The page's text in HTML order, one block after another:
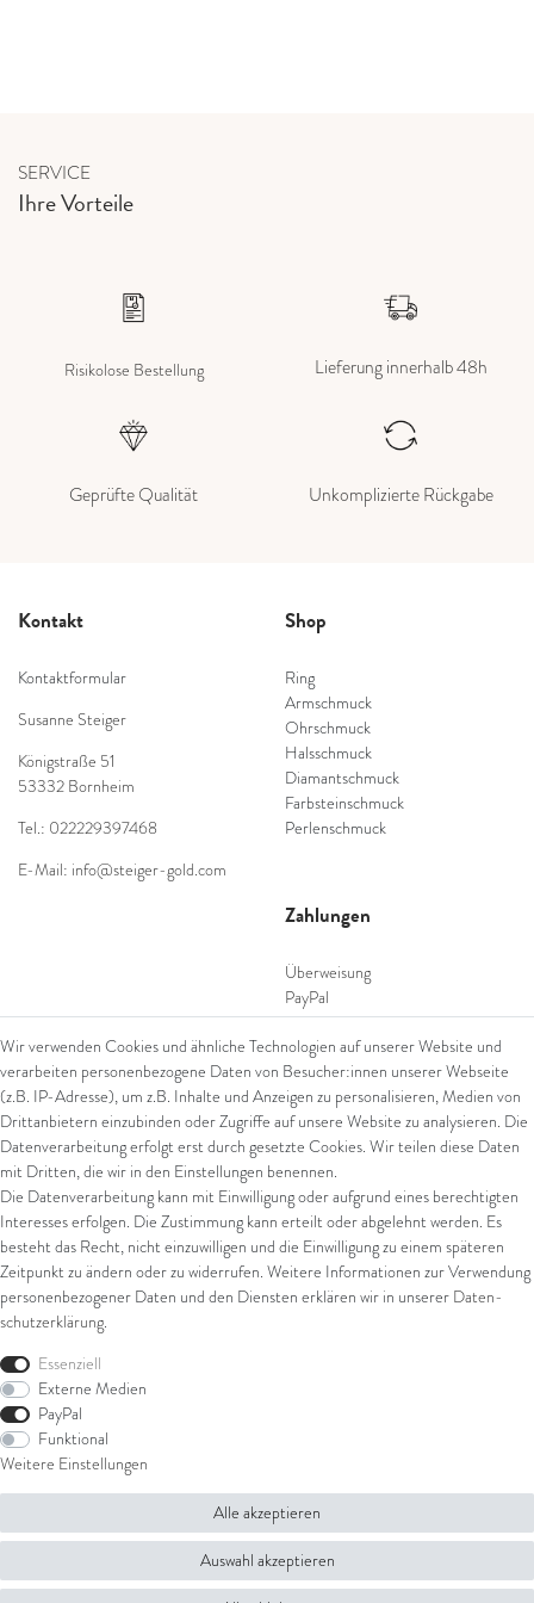
SERVICE
Ihre Vorteile
Risikolose Bestellung Lieferung innerhalb 48h
Geprüfte Qualität Unkomplizierte Rückgabe
Kontakt
Kontaktformular
Susanne Steiger
Königstraße 51
53332 Bornheim
Tel.: 022229397468
E-Mail: info@steiger-gold.com
Shop
Ring
Armschmuck
Ohrschmuck
Halsschmuck
Diamantschmuck
Farbsteinschmuck
Perlenschmuck
Zahlungen
Überweisung
PayPal
SEPA Lastschrift
giropay
Kreditkarte
Versand
UPS
FedEx
© Copyright 2026 Juwelier Steiger | Alle Rechte vorbehalten.
Wir verwenden Cookies und ähnliche Technologien auf unserer Website und
verarbeiten personenbezogene Daten von Besucher:innen unserer Webseite
(z.B. IP-Adresse), um z.B. Inhalte und Anzeigen zu personalisieren, Medien von
Drittanbietern einzubinden oder Zugriffe auf unsere Website zu analysieren. Die
Datenverarbeitung erfolgt erst durch gesetzte Cookies. Wir teilen diese Daten
mit Dritten, die wir in den Einstellungen benennen.
Die Datenverarbeitung kann mit Einwilligung oder aufgrund eines berechtigten
Interesses erfolgen. Die Zustimmung kann erteilt oder abgelehnt werden. Es
besteht das Recht, nicht einzuwilligen und die Einwilligung zu einem späteren
Zeitpunkt zu ändern oder zu widerrufen. Weitere Informationen zur Verwendung
personenbezogener Daten und den Diensten erklären wir in unserer Daten­
schutz­erklärung.
Essenziell
Externe Medien
PayPal
Funktional
Weitere Einstellungen
Alle akzeptieren
Auswahl akzeptieren